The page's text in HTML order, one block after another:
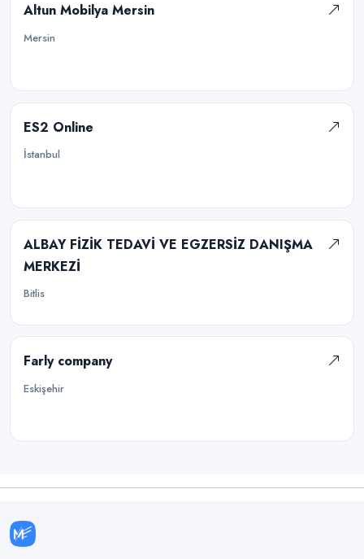
Altun Mobilya Mersin
Mersin
ES2 Online
İstanbul
ALBAY FİZİK TEDAVİ VE EGZERSİZ DANIŞMA
MERKEZİ
Bitlis
Farly company
Eskişehir